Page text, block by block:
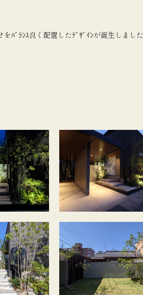
ﾊﾞﾗﾝｽ良く配置したﾃﾞｻﾞｲﾝが誕生しました